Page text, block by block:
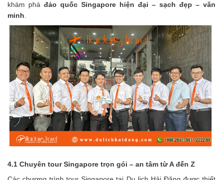
khám phá đảo quốc Singapore hiện đại – sạch đẹp – văn
minh.
4.1 Chuyên tour Singapore trọn gói – an tâm từ A đến Z